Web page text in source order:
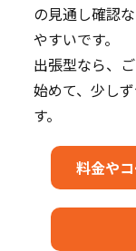
の見通し確認
やすいです。
出張型なら、
始めて、少し
す。
料金や